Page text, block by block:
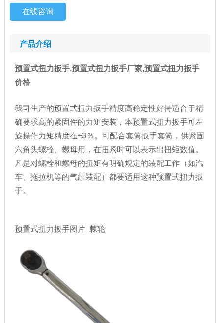
在线咨询
产品介绍
预置式扭力扳手,预置式扭力扳手厂家,预置式扭力扳手
价格
我司生产的预置式扭力扳手精度高稳定性好特适合于精
确要求高的紧固件的力矩安装，本预置式扭力扳手可左
旋操作力矩精度在±3％。可配合套筒扳手套筒，供紧固
六角头螺栓、螺母用，在扭紧时可以表示出扭矩数值。
凡是对螺栓和螺母的扭矩有明确规定的装配工作（如汽
车、拖拉机等的气缸装配）都要适用这种预置式扭力扳
手。
预置式扭力扳手图片 棘轮